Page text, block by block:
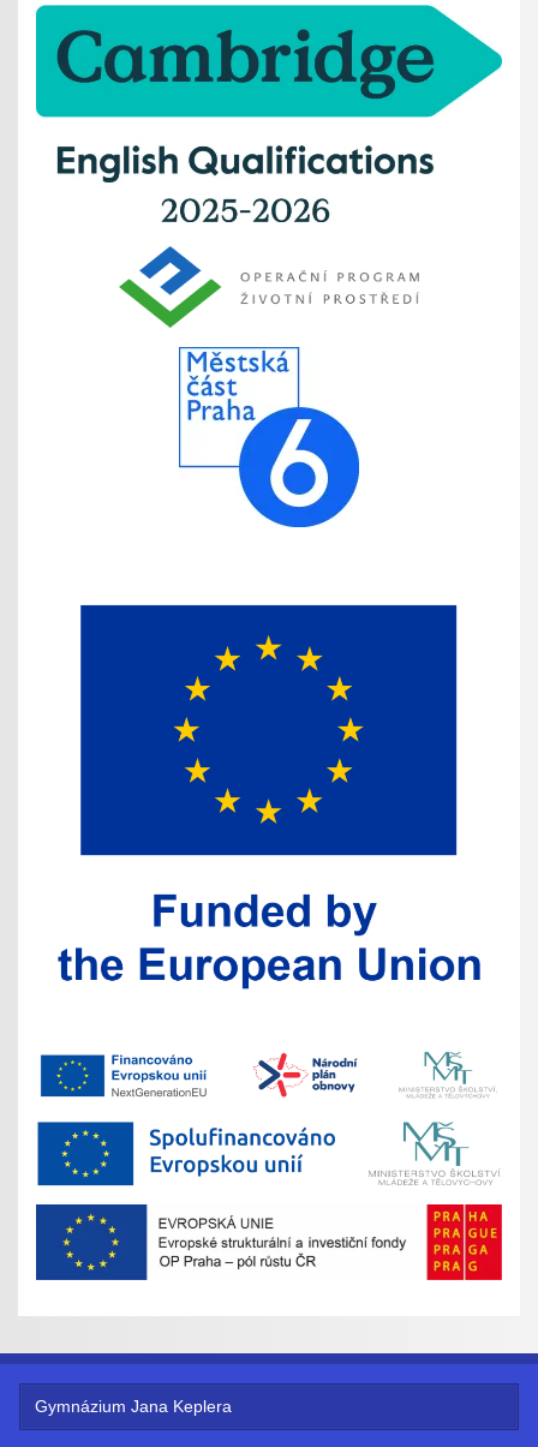
Gymnázium Jana Keplera